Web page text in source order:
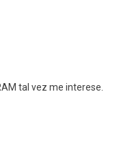
tal vez me interese.